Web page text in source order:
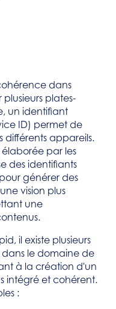
dans
plates-
un identifiant
ID) permet de
différents appareils.
élaborée par les
des identifiants
générer des
vision plus
une
il existe plusieurs
dans le domaine de
à la création d'un
intégré et cohérent.
: